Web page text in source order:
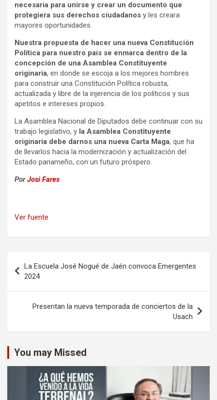
necesaria para unirse y crear un documento que
protegiera sus derechos ciudadanos y les creara
mayores oportunidades.
Nuestra propuesta de hacer una nueva Constitución
Política para nuestro país se enmarca dentro de la
concepción de una Asamblea Constituyente
originaria, en donde se escoja a los mejores hombres
para construir una Constitución Política robusta,
actualizada y libre de la injerencia de los políticos y sus
apetitos e intereses propios.
La Asamblea Nacional de Diputados debe continuar con su
trabajo legislativo, y la Asamblea Constituyente
originaria debe darnos una nueva Carta Maga, que ha
de llevarlos hacia la modernización y actualización del
Estado panameño, con un futuro próspero.
PorJosi Fares
Ver fuente
de
entradas
La Escuela José Nogué de Jaén convoca Emergentes
2024
Presentan la nueva temporada de conciertos de la
Usach
You may Missed